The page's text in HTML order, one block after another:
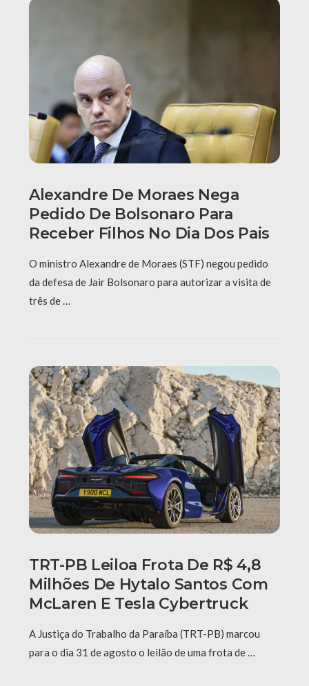
Alexandre De Moraes Nega
Pedido De Bolsonaro Para
Receber Filhos No Dia Dos Pais
O ministro Alexandre de Moraes (STF) negou pedido
da defesa de Jair Bolsonaro para autorizar a visita de
três de …
TRT-PB Leiloa Frota De R$ 4,8
Milhões De Hytalo Santos Com
McLaren E Tesla Cybertruck
A Justiça do Trabalho da Paraíba (TRT-PB) marcou
para o dia 31 de agosto o leilão de uma frota de …